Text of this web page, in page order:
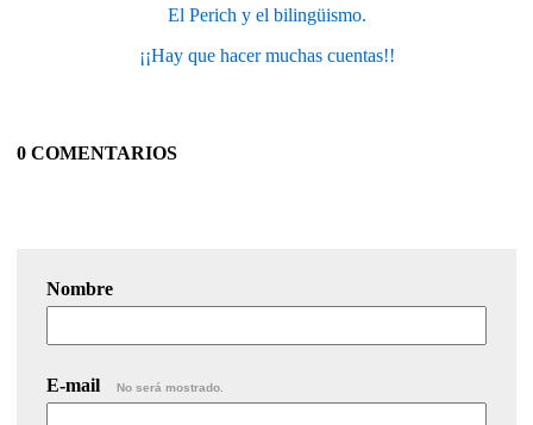
El Perich y el bilingüismo.
¡¡Hay que hacer muchas cuentas!!
0 COMENTARIOS
Nombre
E-mail No será mostrado.